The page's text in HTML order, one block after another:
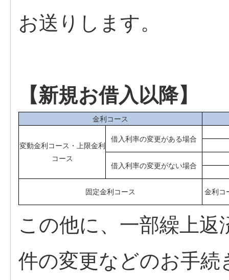
お送りします。
【新規お借入以降】
金利コース
変動金利コース・上限金利
コース
借入利率の変更がある場合
借入利率の変更がない場合
固定金利コース 金利コ
この他に、一部繰上
件の変更などのお手